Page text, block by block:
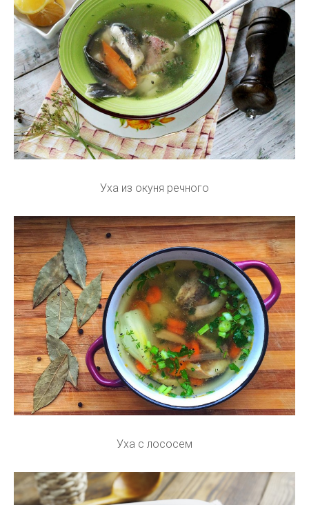
Уха из окуня речного
Уха с лососем